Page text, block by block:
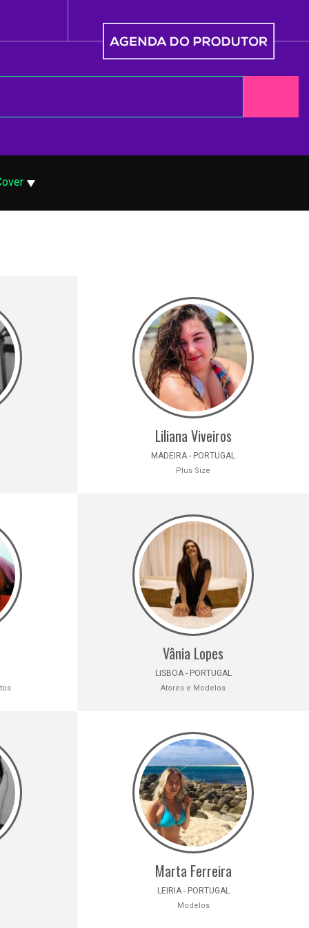
Liliana Viveiros
MADEIRA - PORTUGAL
Plus Size
Vânia Lopes
LISBOA - PORTUGAL
Atores e Modelos
Marta Ferreira
LEIRIA - PORTUGAL
Modelos